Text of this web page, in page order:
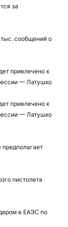
за
сообщений о
привлечено к
— Латушко
привлечено к
— Латушко
пистолета
в ЕАЭС по